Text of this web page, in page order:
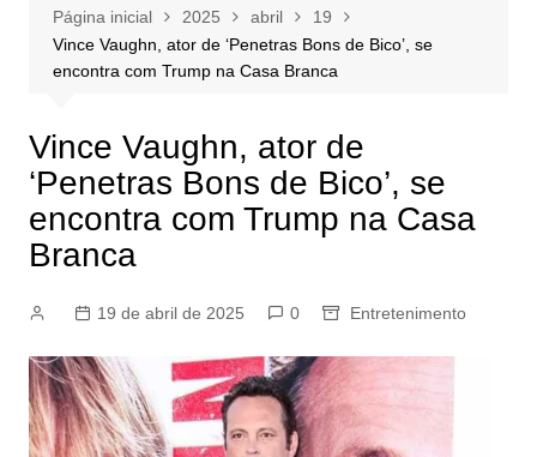
Página inicial 2025 abril
19
Vince Vaughn, ator de ‘Penetras Bons de Bico’, se
encontra com Trump na Casa Branca
Vince Vaughn, ator de
‘Penetras Bons de Bico’, se
encontra com Trump na Casa
Branca
19 de abril de 2025 0 Entretenimento